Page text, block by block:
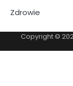
Zdrowie
Copyright ©